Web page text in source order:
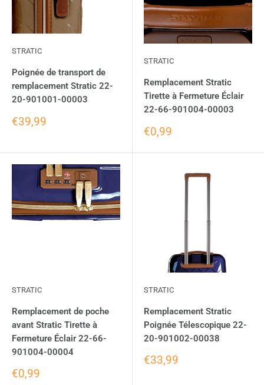
STRATIC
Poignée de transport de
remplacement Stratic 22-
20-901001-00003
€39,99
STRATIC
Remplacement Stratic
Tirette à Fermeture Éclair
22-66-901004-00003
€0,99
STRATIC
Remplacement de poche
avant Stratic Tirette à
Fermeture Éclair 22-66-
901004-00004
€0,99
STRATIC
Remplacement Stratic
Poignée Télescopique 22-
20-901002-00038
€33,99